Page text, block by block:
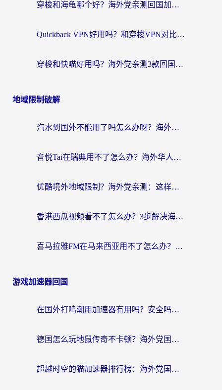
穿梭和海龟哪个好？海外党亲测回国加速器，附电脑免费VPN推荐
Quickback VPN好用吗？和穿梭VPN对比哪个回国效果更好？海外党必看的真实测评与选择指南
穿梭和快喵好用吗？海外党亲测3款回国加速器，附日本回国VPN避坑指南
地域限制破解
汽水到国外不能用了吗怎么办呀？海外党追剧看片的救星在这里！
音悦Tai在瑞典用不了怎么办？海外华人追剧听歌的实用指南
优酷境外地域限制？海外党亲测：这样看国内剧再也不卡（附3个实用场景解决）
香港西瓜视频看不了怎么办？3步解决海外追剧难题，附靠谱加速器推荐
喜马拉雅FM在马来西亚用不了怎么办？海外华人亲测有效的回国加速指南
游戏加速器回国
在国外打鸣潮用加速器有用吗？安全吗？海外玩家国服游戏加速全指南
德国怎么玩地鼠传奇不卡顿？海外党国服游戏加速全攻略（含战双EVE实用指南）
超越时空的猫加速器排行榜：海外党国服游戏不卡顿的终极选择指南